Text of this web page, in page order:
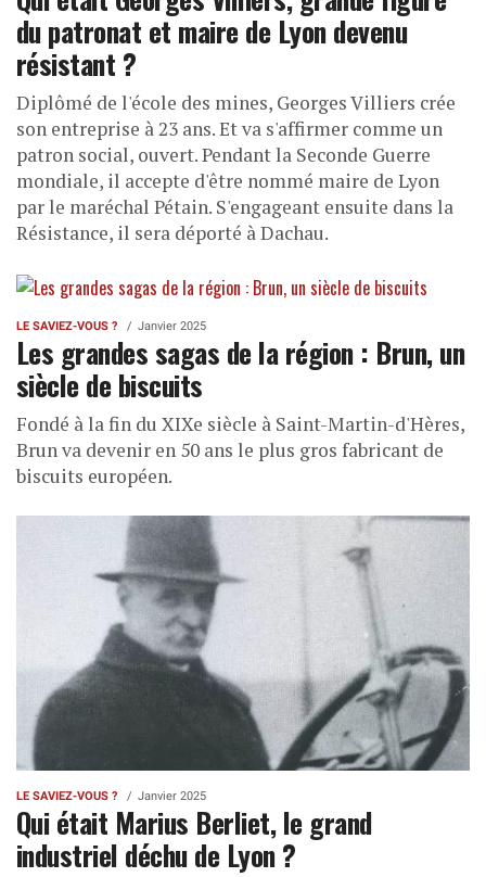
du patronat et maire de Lyon devenu
résistant ?
Diplômé de l'école des mines, Georges Villiers crée
son entreprise à 23 ans. Et va s'affirmer comme un
patron social, ouvert. Pendant la Seconde Guerre
mondiale, il accepte d'être nommé maire de Lyon
par le maréchal Pétain. S'engageant ensuite dans la
Résistance, il sera déporté à Dachau.
LE SAVIEZ-VOUS ? Janvier 2025
Les grandes sagas de la région : Brun, un
siècle de biscuits
Fondé à la fin du XIXe siècle à Saint-Martin-d'Hères,
Brun va devenir en 50 ans le plus gros fabricant de
biscuits européen.
LE SAVIEZ-VOUS ? Janvier 2025
Qui était Marius Berliet, le grand
industriel déchu de Lyon ?